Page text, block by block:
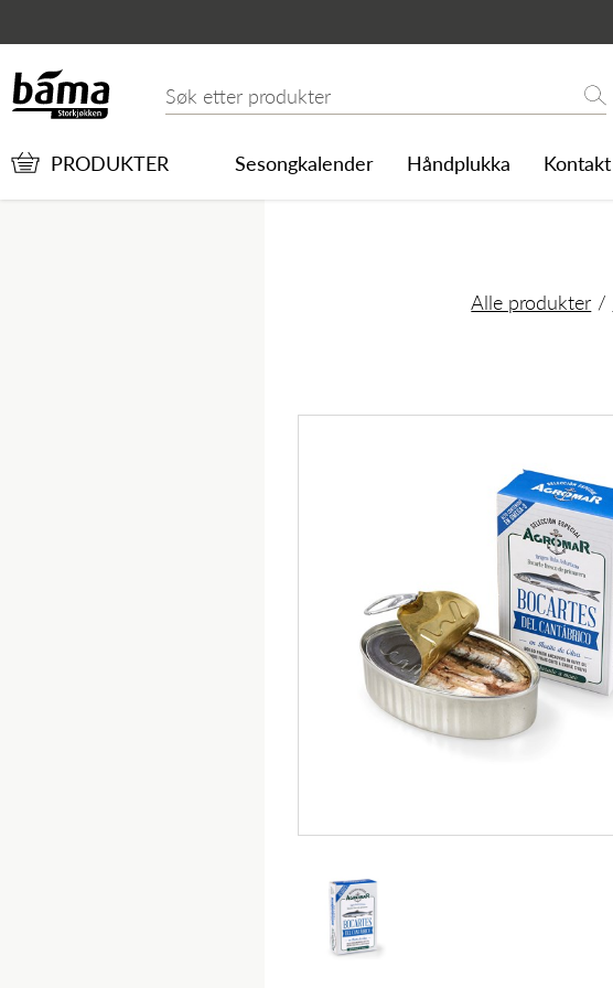
Ansjos hel i olivenolje 115g
Søk etter
Søk
PRODUKTER Sesongkalender Håndplukka Kontakt
Alle produkter